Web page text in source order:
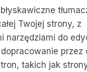
Twojej strony, z
narzędziami do
przez
takich jak